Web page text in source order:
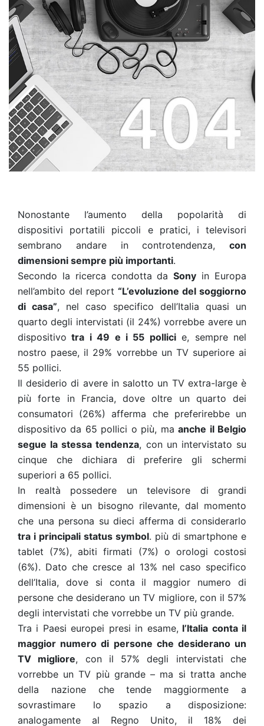
Nonostante l’aumento della popolarità di
dispositivi portatili piccoli e pratici, i televisori
sembrano andare in controtendenza, con
dimensioni sempre più importanti.
Secondo la ricerca condotta daSony in Europa
nell’ambito del report “L’evoluzione del soggiorno
di casa”, nel caso specifico dell’Italia quasi un
quarto degli intervistati (il 24%) vorrebbe avere un
dispositivo tra i 49 e i 55 pollicie, sempre nel
nostro paese, il 29% vorrebbe un TV superiore ai
55 pollici.
Il desiderio di avere in salotto un TV extra-large è
più forte in Francia, dove oltre un quarto dei
consumatori (26%) afferma che preferirebbe un
dispositivo da 65 pollici o più, maanche il Belgio
segue la stessa tendenza, con un intervistato su
cinque che dichiara di preferire gli schermi
superiori a 65 pollici.
In realtà possedere un televisore di grandi
dimensioni è un bisogno rilevante, dal momento
che una persona su dieci afferma di considerarlo
tra i principali status symbol. più di smartphone e
tablet (7%), abiti firmati (7%) o orologi costosi
(6%). Dato che cresce al 13% nel caso specifico
dell’Italia, dove si conta il maggior numero di
persone che desiderano un TV migliore, con il 57%
degli intervistati che vorrebbe un TV più grande.
Tra i Paesi europei presi in esame, l’Italia conta il
maggior numero di persone che desiderano un
TV migliore, con il 57% degli intervistati che
vorrebbe un TV più grande – ma si tratta anche
della nazione che tende maggiormente a
sovrastimare lo spazio a disposizione:
analogamente al Regno Unito, il 18% dei